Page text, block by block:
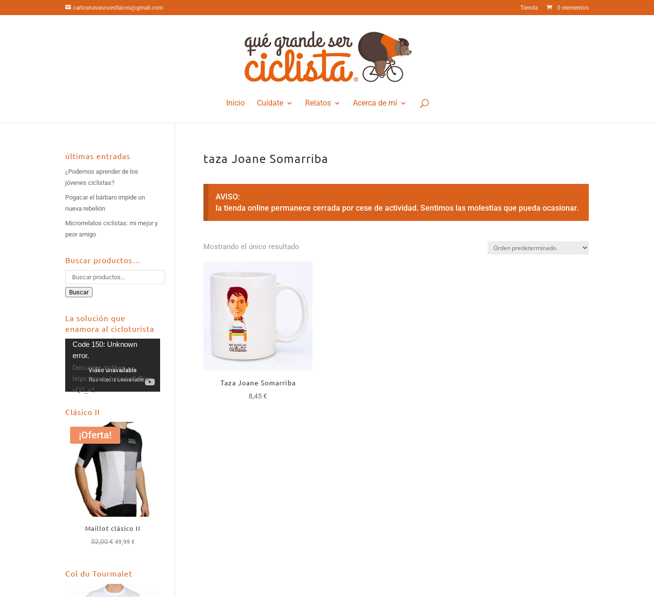
carlosnavascuesfalces@gmail.com Tienda 0 elementos
Inicio Cuídate Relatos Acerca de mí
taza Joane Somarriba
AVISO:
la tienda online permanece cerrada por cese de actividad. Sentimos las molestias que pueda ocasionar.
Mostrando el único resultado
Taza Joane Somarriba
8,45€
últimas entradas
¿Podemos aprender de los
jóvenes ciclistas?
Pogacar el bárbaro impide un
nueva rebelión
Microrrelatos ciclistas: mi mejor y
peor amigo
Buscar productos…
Buscar
La solución que
enamora al cicloturista
Reproductor
de
vídeo
Code 150: Unknown
error.
Descargar archivo:
https://youtu.be/uuknSrPoe
vQ?_=1
Clásico II
¡Oferta!
Maillot clásico II
52,00€ El
era:
52,00 €.
49,99 €El
Col du Tourmalet